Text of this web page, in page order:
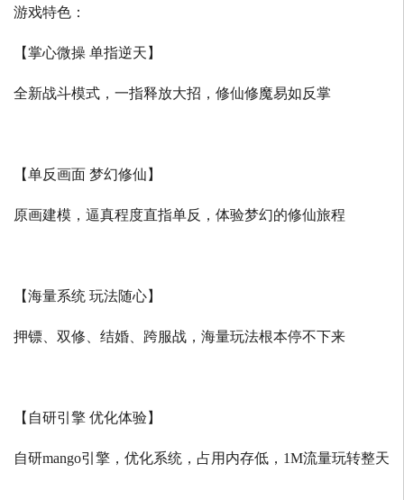
游戏特色：
【掌心微操 单指逆天】
全新战斗模式，一指释放大招，修仙修魔易如反掌
【单反画面 梦幻修仙】
原画建模，逼真程度直指单反，体验梦幻的修仙旅程
【海量系统 玩法随心】
押镖、双修、结婚、跨服战，海量玩法根本停不下来
【自研引擎 优化体验】
自研mango引擎，优化系统，占用内存低， 1M流量玩转整天